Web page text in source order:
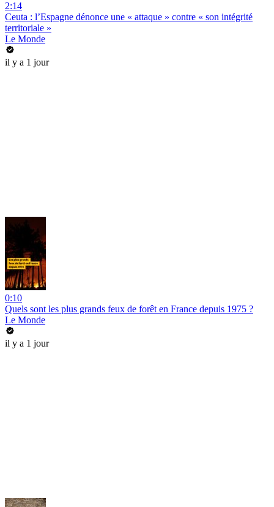
2:14
Ceuta : l’Espagne dénonce une « attaque » contre « son intégrité
territoriale »
Le Monde
il y a 1 jour
0:10
Quels sont les plus grands feux de forêt en France depuis 1975 ?
Le Monde
il y a 1 jour